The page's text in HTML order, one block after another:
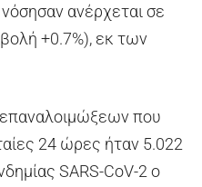
ανέρχεται σε
+0.7%), εκ των
που
24 ώρες ήταν 5.022
SARS-CoV-2 ο